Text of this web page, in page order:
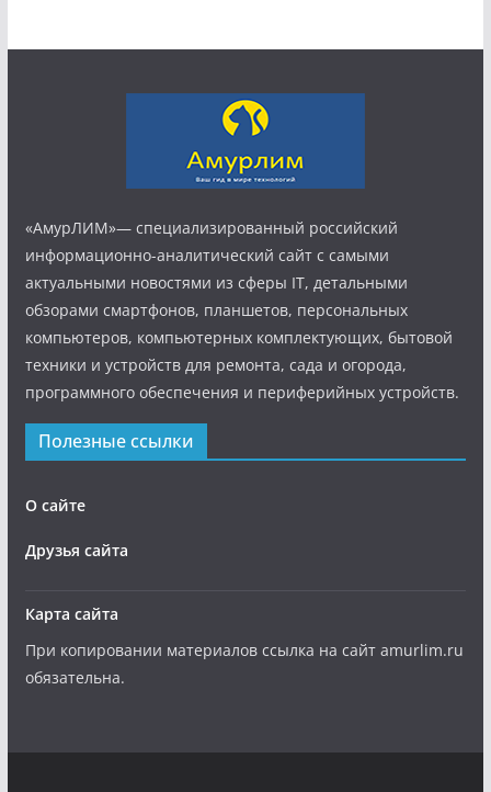
«АмурЛИМ»— специализированный российский
информационно-аналитический сайт с самыми
актуальными новостями из сферы IT, детальными
обзорами смартфонов, планшетов, персональных
компьютеров, компьютерных комплектующих, бытовой
техники и устройств для ремонта, сада и огорода,
программного обеспечения и периферийных устройств.
Полезные ссылки
О сайте
Друзья сайта
Карта сайта
При копировании материалов ссылка на сайт amurlim.ru
обязательна.